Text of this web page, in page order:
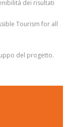
dei risultati
Tourism for all
del progetto.